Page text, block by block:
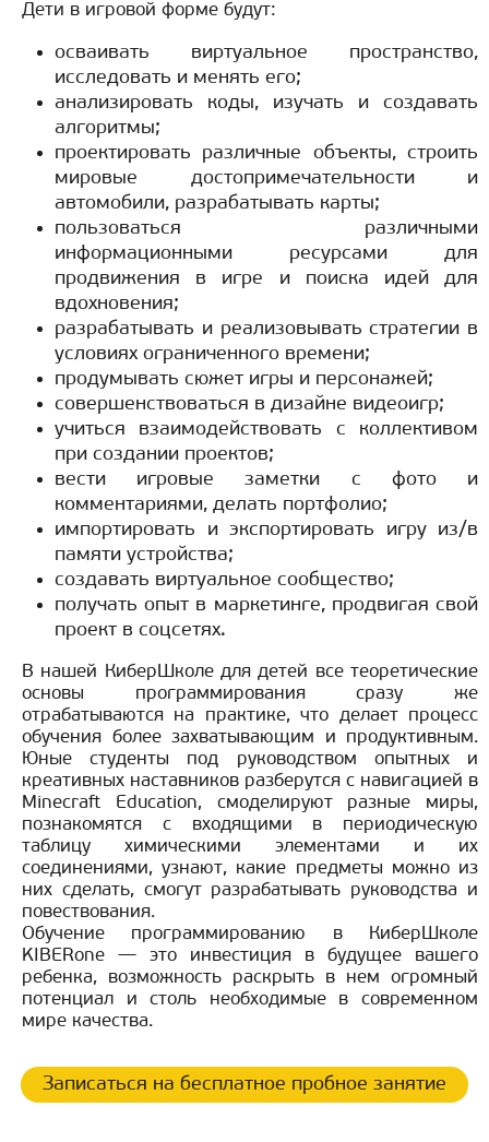
Дети в игровой форме будут:
осваивать виртуальное пространство,
исследовать и менять его;
анализировать коды, изучать и создавать
алгоритмы;
проектировать различные объекты, строить
мировые достопримечательности и
автомобили, разрабатывать карты;
пользоваться различными
информационными ресурсами для
продвижения в игре и поиска идей для
вдохновения;
разрабатывать и реализовывать стратегии в
условиях ограниченного времени;
продумывать сюжет игры и персонажей;
совершенствоваться в дизайне видеоигр;
учиться взаимодействовать с коллективом
при создании проектов;
вести игровые заметки с фото и
комментариями, делать портфолио;
импортировать и экспортировать игру из/в
памяти устройства;
создавать виртуальное сообщество;
получать опыт в маркетинге, продвигая свой
проект в соцсетях.
В нашей КиберШколе для детей все теоретические
основы программирования сразу же
отрабатываются на практике, что делает процесс
обучения более захватывающим и продуктивным.
Юные студенты под руководством опытных и
креативных наставников разберутся с навигацией в
Minecraft Education, смоделируют разные миры,
познакомятся с входящими в периодическую
таблицу химическими элементами и их
соединениями, узнают, какие предметы можно из
них сделать, смогут разрабатывать руководства и
повествования.
Обучение программированию в КиберШколе
KIBERone — это инвестиция в будущее вашего
ребенка, возможность раскрыть в нем огромный
потенциал и столь необходимые в современном
мире качества.
Записаться на бесплатное пробное занятие